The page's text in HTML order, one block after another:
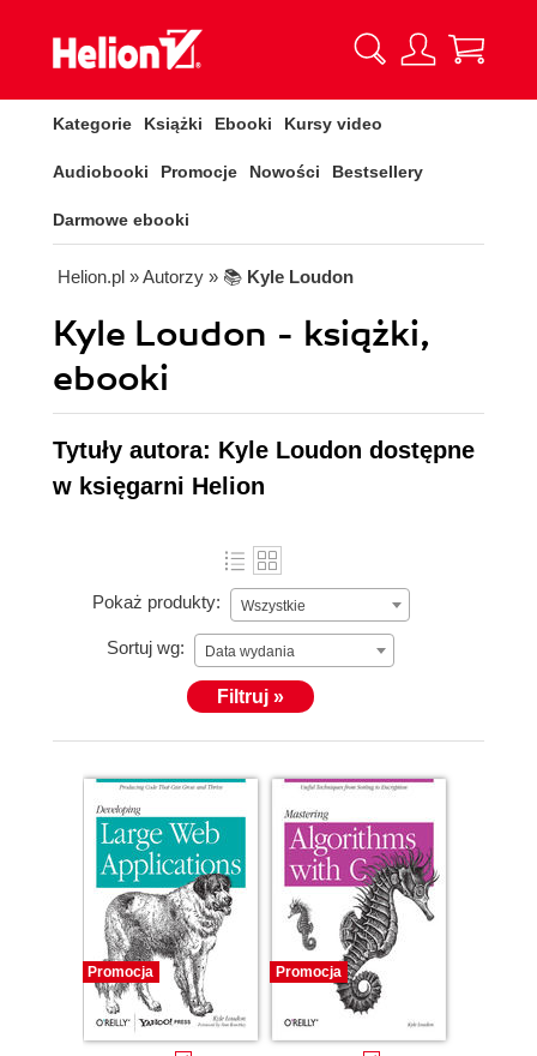
Kategorie Książki Ebooki Kursy video
Audiobooki Promocje Nowości Bestsellery
Darmowe ebooki
Helion.pl » Autorzy » 📚 Kyle Loudon
Kyle Loudon - książki,
ebooki
Tytuły autora: Kyle Loudon dostępne
w księgarni Helion
Pokaż produkty: Wszystkie
Sortuj wg: Data wydania
Filtruj »
Promocja Promocja